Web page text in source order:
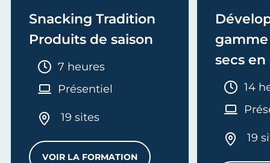
Snacking Tradition
Produits de saison
Durée :
7 heures
Présentiel
19 sites
VOIR LA FORMATION
secs
14
19